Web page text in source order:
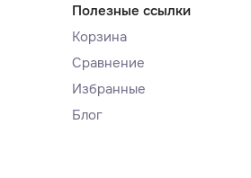
Полезные ссылки
Корзина
Сравнение
Избранные
Блог